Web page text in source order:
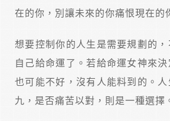
在的你，別讓未來的你痛恨現在的
想要控制你的人生是需要規劃的
自己給命運了。若給命運女神來決
也可能不好，沒有人能料到的。
九，是否痛苦以對，則是一種選擇